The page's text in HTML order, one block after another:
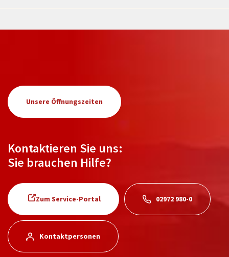
Unsere Öffnungszeiten
Kontaktieren Sie uns:
Sie brauchen Hilfe?
Zum Service-Portal 02972 980-0
Kontaktpersonen